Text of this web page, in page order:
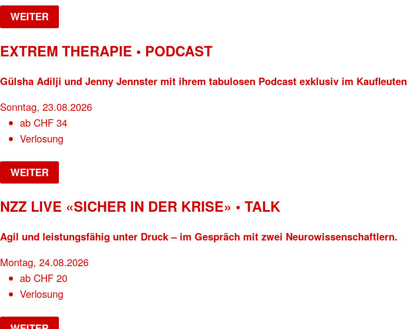
WEITER
EXTREM THERAPIE • PODCAST
Gülsha Adilji und Jenny Jennster mit ihrem tabulosen Podcast exklusiv im Kaufleuten
Sonntag, 23.08.2026
ab CHF 34
Verlosung
WEITER
NZZ LIVE «SICHER IN DER KRISE» • TALK
Agil und leistungsfähig unter Druck – im Gespräch mit zwei Neurowissenschaftlern.
Montag, 24.08.2026
ab CHF 20
Verlosung